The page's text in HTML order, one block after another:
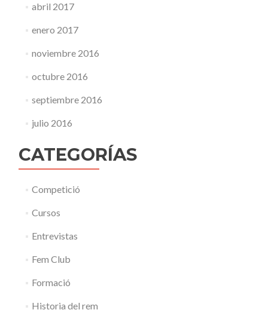
abril 2017
enero 2017
noviembre 2016
octubre 2016
septiembre 2016
julio 2016
CATEGORÍAS
Competició
Cursos
Entrevistas
Fem Club
Formació
Historia del rem